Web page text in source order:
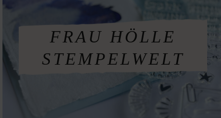
FRAU HÖLLE
STEMPELWELT